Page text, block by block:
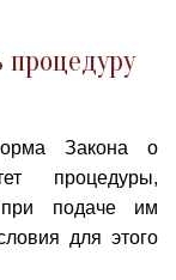
Закона о
процедуры,
подаче им
для этого